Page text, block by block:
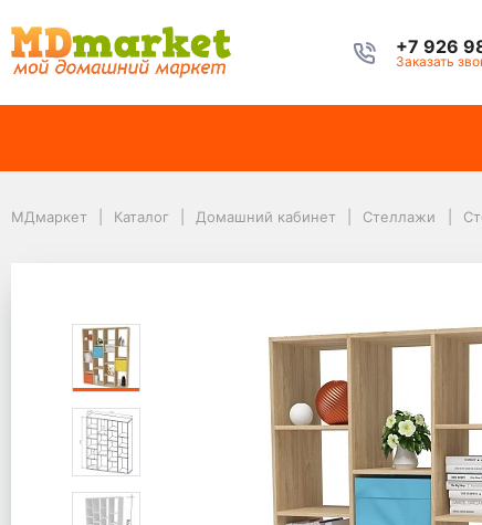
+7 926
Заказать
Стеллажи
Стеллаж Прайм СТ-174 Дуб Сонома
МДмаркет Каталог Домашний кабинет Стеллажи